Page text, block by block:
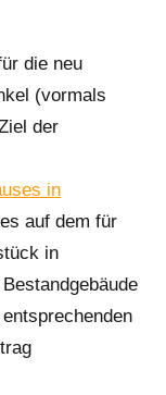
die neu
(vormals
der
in
auf dem für
in